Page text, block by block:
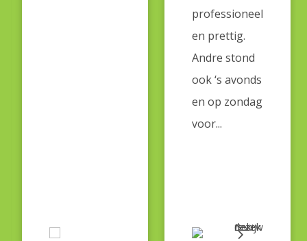
professioneel
en prettig.
Andre stond
ook ‘s avonds
en op zondag
voor...
Bekijk deze review